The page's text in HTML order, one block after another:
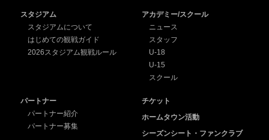
スタジアム
スタジアムについて
はじめての観戦ガイド
2026スタジアム観戦ルール
アカデミー/スクール
ニュース
スタッフ
U-18
U-15
スクール
パートナー
パートナー紹介
パートナー募集
チケット
ホームタウン活動
シーズンシート・ファンクラブ